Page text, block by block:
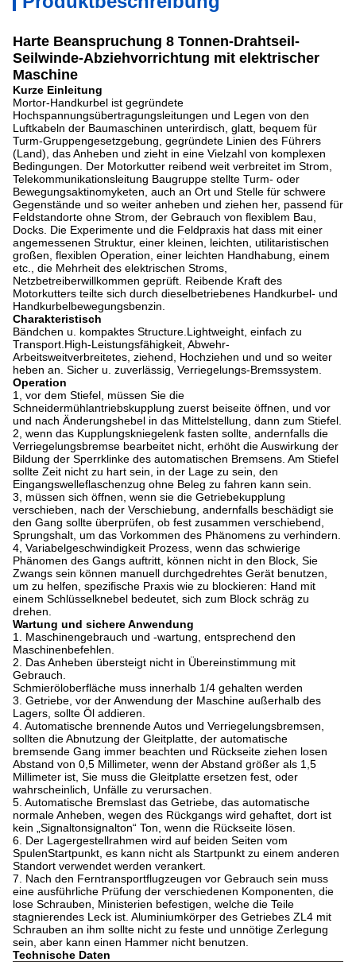
Harte Beanspruchung 8 Tonnen-Drahtseil-
Seilwinde-Abziehvorrichtung mit elektrischer
Maschine
Kurze Einleitung
Mortor-Handkurbel ist gegründete
Hochspannungsübertragungsleitungen und Legen von den
Luftkabeln der Baumaschinen unterirdisch, glatt, bequem für
Turm-Gruppengesetzgebung, gegründete Linien des Führers
(Land), das Anheben und zieht in eine Vielzahl von komplexen
Bedingungen. Der Motorkutter reibend weit verbreitet im Strom,
Telekommunikationsleitung Baugruppe stellte Turm- oder
Bewegungsaktinomyketen, auch an Ort und Stelle für schwere
Gegenstände und so weiter anheben und ziehen her, passend für
Feldstandorte ohne Strom, der Gebrauch von flexiblem Bau,
Docks. Die Experimente und die Feldpraxis hat dass mit einer
angemessenen Struktur, einer kleinen, leichten, utilitaristischen
großen, flexiblen Operation, einer leichten Handhabung, einem
etc., die Mehrheit des elektrischen Stroms,
Netzbetreiberwillkommen geprüft. Reibende Kraft des
Motorkutters teilte sich durch dieselbetriebenes Handkurbel- und
Handkurbelbewegungsbenzin.
Charakteristisch
Bändchen u. kompaktes Structure.Lightweight, einfach zu
Transport.High-Leistungsfähigkeit, Abwehr-
Arbeitsweitverbreitetes, ziehend, Hochziehen und und so weiter
heben an. Sicher u. zuverlässig, Verriegelungs-Bremssystem.
Operation
1, vor dem Stiefel, müssen Sie die
Schneidermühlantriebskupplung zuerst beiseite öffnen, und vor
und nach Änderungshebel in das Mittelstellung, dann zum Stiefel.
2, wenn das Kupplungskniegelenk fasten sollte, andernfalls die
Verriegelungsbremse bearbeitet nicht, erhöht die Auswirkung der
Bildung der Sperrklinke des automatischen Bremsens. Am Stiefel
sollte Zeit nicht zu hart sein, in der Lage zu sein, den
Eingangswelleflaschenzug ohne Beleg zu fahren kann sein.
3, müssen sich öffnen, wenn sie die Getriebekupplung
verschieben, nach der Verschiebung, andernfalls beschädigt sie
den Gang sollte überprüfen, ob fest zusammen verschiebend,
Sprungshalt, um das Vorkommen des Phänomens zu verhindern.
4, Variabelgeschwindigkeit Prozess, wenn das schwierige
Phänomen des Gangs auftritt, können nicht in den Block, Sie
Zwangs sein können manuell durchgedrehtes Gerät benutzen,
um zu helfen, spezifische Praxis wie zu blockieren: Hand mit
einem Schlüsselknebel bedeutet, sich zum Block schräg zu
drehen.
Wartung und sichere Anwendung
1. Maschinengebrauch und -wartung, entsprechend den
Maschinenbefehlen.
2. Das Anheben übersteigt nicht in Übereinstimmung mit
Gebrauch.
Schmieröloberfläche muss innerhalb 1/4 gehalten werden
3. Getriebe, vor der Anwendung der Maschine außerhalb des
Lagers, sollte Öl addieren.
4. Automatische brennende Autos und Verriegelungsbremsen,
sollten die Abnutzung der Gleitplatte, der automatische
bremsende Gang immer beachten und Rückseite ziehen losen
Abstand von 0,5 Millimeter, wenn der Abstand größer als 1,5
Millimeter ist, Sie muss die Gleitplatte ersetzen fest, oder
wahrscheinlich, Unfälle zu verursachen.
5. Automatische Bremslast das Getriebe, das automatische
normale Anheben, wegen des Rückgangs wird gehaftet, dort ist
kein „Signaltonsignalton“ Ton, wenn die Rückseite lösen.
6. Der Lagergestellrahmen wird auf beiden Seiten vom
SpulenStartpunkt, es kann nicht als Startpunkt zu einem anderen
Standort verwendet werden verankert.
7. Nach den Ferntransportflugzeugen vor Gebrauch sein muss
eine ausführliche Prüfung der verschiedenen Komponenten, die
lose Schrauben, Ministerien befestigen, welche die Teile
stagnierendes Leck ist. Aluminiumkörper des Getriebes ZL4 mit
Schrauben an ihm sollte nicht zu feste und unnötige Zerlegung
sein, aber kann einen Hammer nicht benutzen.
Technische Daten